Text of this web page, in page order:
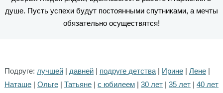
душе. Пусть успехи будут постоянными спутниками, а мечты
обязательно осуществятся!
Подруге: лучшей| давней| подруге детства| Ирине| Лене|
Наташе| Ольге| Татьяне| с юбилеем| 30 лет| 35 лет| 40 лет